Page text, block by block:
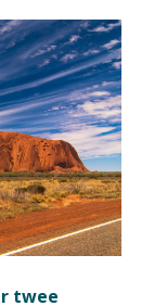
twee